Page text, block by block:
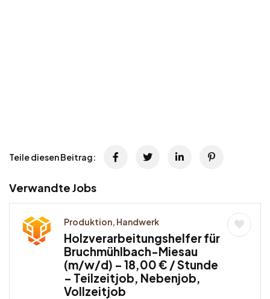
Teile diesen Beitrag:
Verwandte Jobs
Produktion, Handwerk
Holzverarbeitungshelfer für
Bruchmühlbach-Miesau
(m/w/d) – 18,00 € / Stunde
– Teilzeitjob, Nebenjob,
Vollzeitjob